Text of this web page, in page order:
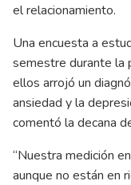
el relacionamiento.
Una encuesta a
semestre durante la
ellos arrojó un
ansiedad y la
comentó la decana
“Nuestra medición
aunque no están en